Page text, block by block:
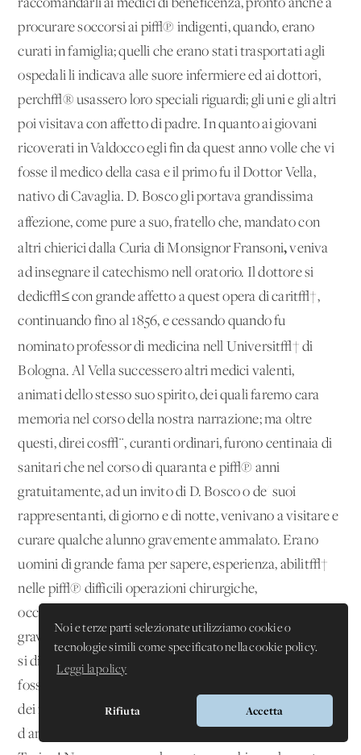
Noi e terze parti selezionate utilizziamo cookie o
tecnologie simili come specificato nella cookie policy.
Leggi la policy
Rifiuta Accetta
raccomandarli ai medici di beneficenza, pronto anche a
procurare soccorsi ai pi√π indigenti, quando, erano
curati in famiglia; quelli che erano stati trasportati agli
ospedali li indicava alle suore infermiere ed ai dottori,
perch√® usassero loro speciali riguardi; gli uni e gli altri
poi visitava con affetto di padre. In quanto ai giovani
ricoverati in Valdocco egli fin da quest'anno volle che vi
fosse il medico della casa e il primo fu il Dottor Vella,
nativo di Cavaglia. D. Bosco gli portava grandissima
affezione, come pure a suo, fratello che, mandatocon
altri chierici dalla Curia di Monsignor Fransoni,veniva
ad insegnare il catechismo nell'oratorio. Il dottore si
dedic√≤ con grande affetto a quest'opera di carit√†,
continuando fino al 1856, e cessando quando fu
nominatoprofessor di medicina nell'Universit√† di
Bologna. Al Vella successero altri medici valenti,
animati dello stesso suo spirito, dei quali faremo cara
memoria nel corso della nostra narrazione; ma oltre
questi, direi cos√¨, curanti ordinari, furono centinaia di
sanitari che nel corso di quaranta e pi√π anni
gratuitamente, ad un invito di D. Bosco o de' suoi
rappresentanti, di giorno e di notte, venivano a visitare e
curare qualche alunno gravemente ammalato. Erano
uomini di grande fama per sapere, esperienza, abilit√†
nelle pi√π difficili operazioni chirurgiche,
occupatissimi da mane a sera; eppure, non ostante il
grave incomodo, ringraziavano chi l√¨ aveva chiamati, e
si dicevano pronti a prestar l'opera loro ogni volta ve ne
fosse bisogno. E i figli del popolo erano trattati del pari
dei figli dei grandi signori. Tanto pu√≤ la gentilezza
d'animo unita alla carit√† cristiana. Onore ai medici di